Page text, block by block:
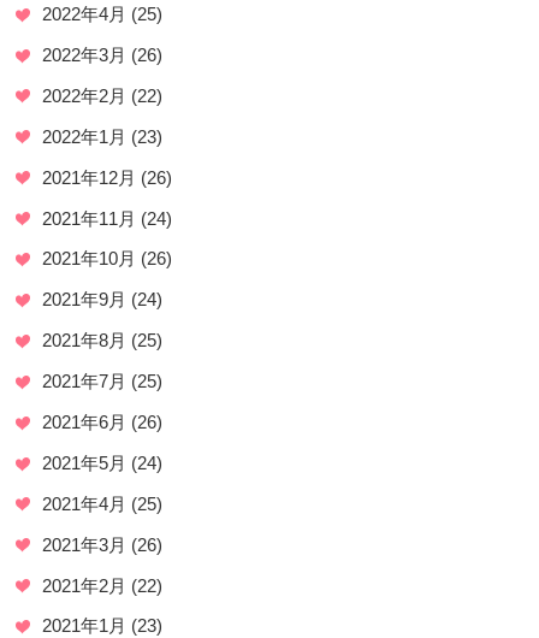
2022年4月 (25)
2022年3月 (26)
2022年2月 (22)
2022年1月 (23)
2021年12月 (26)
2021年11月 (24)
2021年10月 (26)
2021年9月 (24)
2021年8月 (25)
2021年7月 (25)
2021年6月 (26)
2021年5月 (24)
2021年4月 (25)
2021年3月 (26)
2021年2月 (22)
2021年1月 (23)